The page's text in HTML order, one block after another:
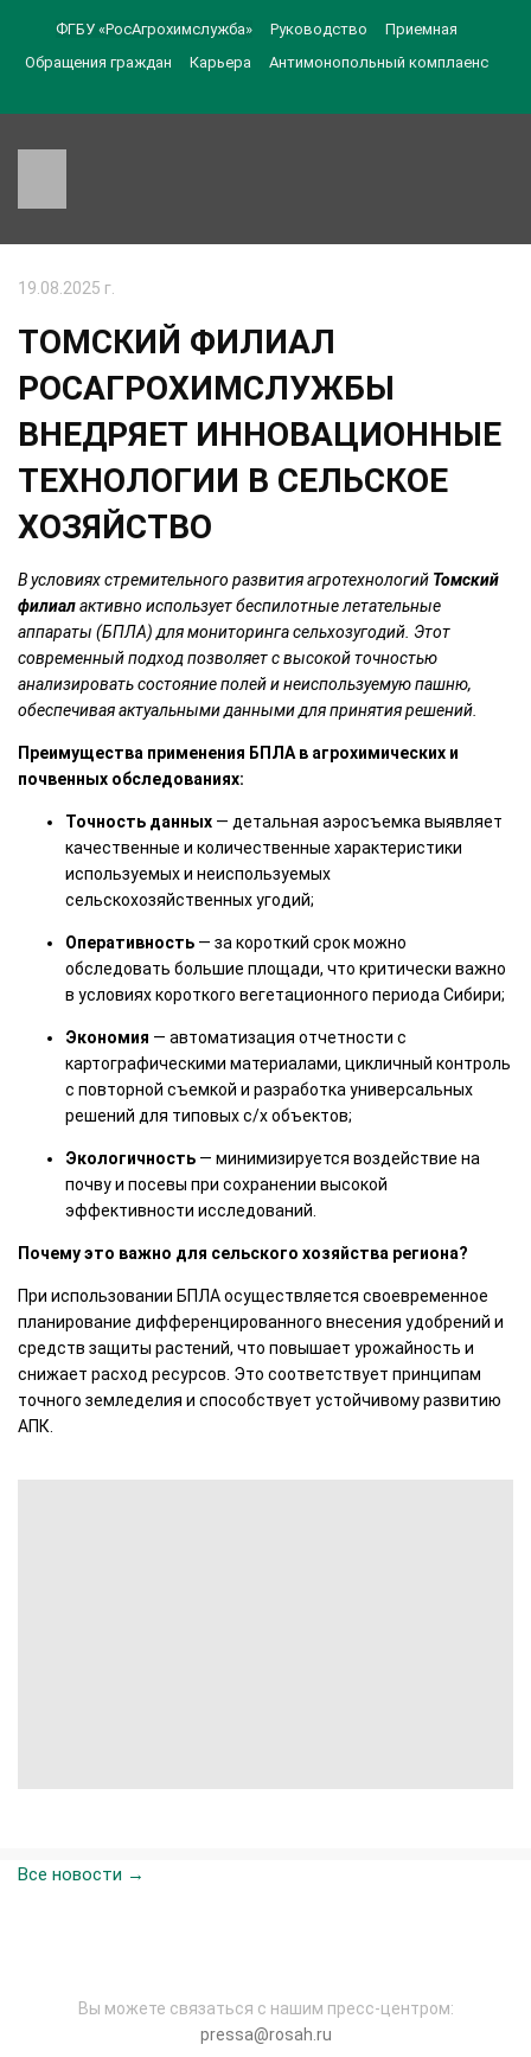
ФГБУ «РосАгрохимслужба» Руководство
Приемная
Обращения граждан
Карьера Антимонопольный комплаенс
19.08.2025 г.
ТОМСКИЙ ФИЛИАЛ
РОСАГРОХИМСЛУЖБЫ
ВНЕДРЯЕТ ИННОВАЦИОННЫЕ
ТЕХНОЛОГИИ В СЕЛЬСКОЕ
ХОЗЯЙСТВО
В условиях стремительного развития агротехнологий Томский
филиалактивно использует беспилотные летательные
аппараты (БПЛА) для мониторинга сельхозугодий. Этот
современный подход позволяет с высокой точностью
анализировать состояние полей и неиспользуемую пашню,
обеспечивая актуальными данными для принятия решений.
Преимущества применения БПЛА в агрохимических и
почвенных обследованиях:
Точность данных — детальная аэросъемка выявляет
качественные и количественные характеристики
используемых и неиспользуемых
сельскохозяйственных угодий;
Оперативность — за короткий срок можно
обследовать большие площади, что критически важно
в условиях короткого вегетационного периода Сибири;
Экономия — автоматизация отчетности с
картографическими материалами, цикличный контроль
с повторной съемкой и разработка универсальных
решений для типовых с/х объектов;
Экологичность — минимизируется воздействие на
почву и посевы при сохранении высокой
эффективности исследований.
Почему это важно для сельского хозяйства региона?
При использовании БПЛА осуществляется своевременное
планирование дифференцированного внесения удобрений и
средств защиты растений, что повышает урожайность и
снижает расход ресурсов. Это соответствует принципам
точного земледелия и способствует устойчивому развитию
АПК.
Все новости →
Вы можете связаться с нашим пресс-центром:
pressa@rosah.ru